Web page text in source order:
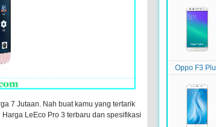
7 Jutaan. Nah buat kamu yang tertarik
LeEco Pro 3 terbaru dan spesifikasi
Oppo F3